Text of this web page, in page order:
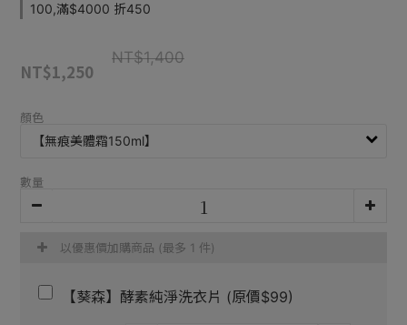
100,滿$4000 折450
NT$1,400
NT$1,250
顏色
數量
以優惠價加購商品 (最多 1 件)
【葵森】酵素純淨洗衣片 (原價$99)